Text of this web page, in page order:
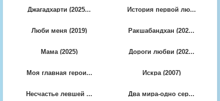
Джагадхарти (2025... История первой лю...
Люби меня (2019) Ракшабандхан (202...
Мама (2025) Дороги любви (202...
Моя главная герои... Искра (2007)
Несчастье левшей ... Два мира-одно сер...